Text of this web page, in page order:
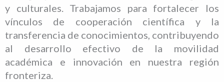
y culturales. Trabajamos para fortalecer los
vínculos de cooperación científica y la
transferencia de conocimientos, contribuyendo
al desarrollo efectivo de la movilidad
académica e innovación en nuestra región
fronteriza.